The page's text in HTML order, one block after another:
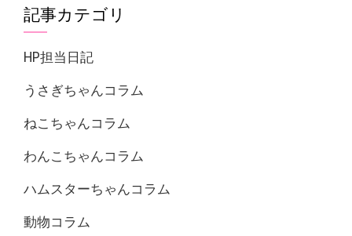
記事カテゴリ
HP担当日記
うさぎちゃんコラム
ねこちゃんコラム
わんこちゃんコラム
ハムスターちゃんコラム
動物コラム